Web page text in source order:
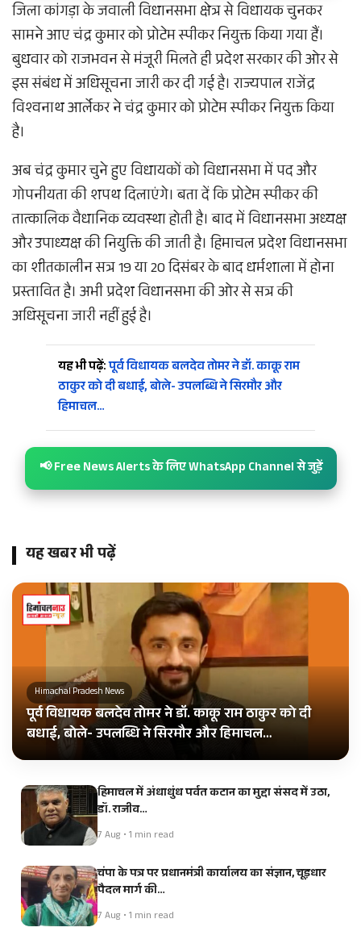
जिला कांगड़ा के जवाली विधानसभा क्षेत्र से विधायक चुनकर
सामने आए चंद्र कुमार को प्रोटेम स्पीकर नियुक्त किया गया हैं।
बुधवार को राजभवन से मंजूरी मिलते ही प्रदेश सरकार की ओर से
इस संबंध में अधिसूचना जारी कर दी गई है। राज्यपाल राजेंद्र
विश्वनाथ आर्लेकर ने चंद्र कुमार को प्रोटेम स्पीकर नियुक्त किया
है।
अब चंद्र कुमार चुने हुए विधायकों को विधानसभा में पद और
गोपनीयता की शपथ दिलाएंगे। बता दें कि प्रोटेम स्पीकर की
तात्कालिक वैधानिक व्यवस्था होती है। बाद में विधानसभा अध्यक्ष
और उपाध्यक्ष की नियुक्ति की जाती है। हिमाचल प्रदेश विधानसभा
का शीतकालीन सत्र 19 या 20 दिसंबर के बाद धर्मशाला में होना
प्रस्तावित है। अभी प्रदेश विधानसभा की ओर से सत्र की
अधिसूचना जारी नहीं हुई है।
यह भी पढ़ें:पूर्व विधायक बलदेव तोमर ने डॉ. काकू राम
ठाकुर को दी बधाई, बोले- उपलब्धि ने सिरमौर और
हिमाचल…
📢 Free News Alerts के लिए WhatsApp Channel से जुड़ें
यह खबर भी पढ़ें
Himachal Pradesh News
पूर्व विधायक बलदेव तोमर ने डॉ. काकू राम ठाकुर को दी
बधाई, बोले- उपलब्धि ने सिरमौर और हिमाचल…
हिमाचल में अंधाधुंध पर्वत कटान का मुद्दा संसद में उठा,
डॉ. राजीव…
7 Aug • 1 min read
चंपा के पत्र पर प्रधानमंत्री कार्यालय का संज्ञान, चूड़धार
पैदल मार्ग की…
7 Aug • 1 min read